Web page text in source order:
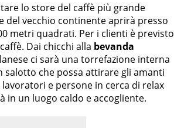
lo store del caffè più grande
del vecchio continente aprirà presso
metri quadrati. Per i clienti è previsto
Dai chicchi alla bevanda
ci sarà una torrefazione interna
salotto che possa attirare gli amanti
e persone in cerca di relax
in un luogo caldo e accogliente.